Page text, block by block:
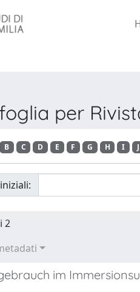
per
B C D E F G H I J
2
im